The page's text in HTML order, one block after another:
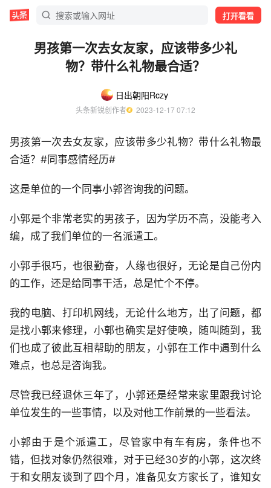
打开看看
男孩第一次去女友家，应该带多少礼
物？带什么礼物最合适？
日出朝阳Rczy
头条新锐创作者
  2023-12-17 07:12
男孩第一次去女友家，应该带多少礼物？带什么礼物最
合适？#同事感情经历#
这是单位的一个同事小郭咨询我的问题。
小郭是个非常老实的男孩子，因为学历不高，没能考入
编，成了我们单位的一名派遣工。
小郭手很巧，也很勤奋，人缘也很好，无论是自己份内
的工作，还是给同事干活，总是忙个不停。
我的电脑、打印机网线，无论什么地方，出了问题，都
是找小郭来修理，小郭也确实是好使唤，随叫随到，我
们也成了彼此互相帮助的朋友，小郭在工作中遇到什么
难点，也总是咨询我。
尽管我已经退休三年了，小郭还是经常来家里跟我讨论
单位发生的一些事情，以及对他工作前景的一些看法。
小郭由于是个派遣工，尽管家中有车有房，条件也不
错，但找对象仍然很难，对于已经30岁的小郭，这次终
于和女朋友谈到了四个月，准备见女方家长了，谁知女